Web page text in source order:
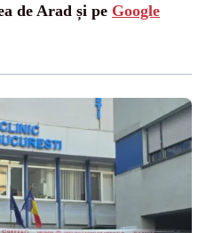
de Arad și pe Google